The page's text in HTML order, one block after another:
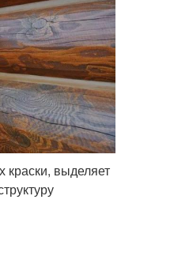
краски, выделяет